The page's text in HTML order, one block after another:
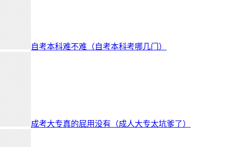
自考本科难不难（自考本科考哪几门）
成考大专真的屁用没有（成人大专太坑爹了）